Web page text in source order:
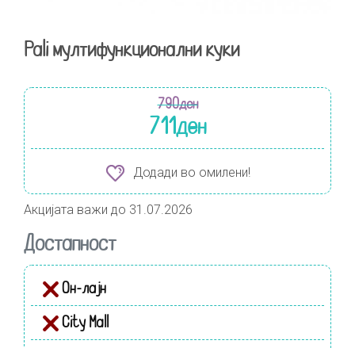
Pali мултифункционални куки
790ден
711ден
Додади во омилени!
Акцијата важи до 31.07.2026
Достапност
Он-лајн
City Mall